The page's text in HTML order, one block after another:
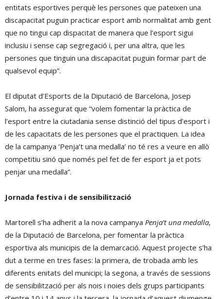
entitats esportives perquè les persones que pateixen una
discapacitat puguin practicar esport amb normalitat amb gent
que no tingui cap dispacitat de manera que l’esport sigui
inclusiu i sense cap segregació i, per una altra, que les
persones que tinguin una discapacitat puguin formar part de
qualsevol equip”.
El diputat d’Esports de la Diputació de Barcelona, Josep
Salom, ha assegurat que “volem fomentar la pràctica de
l’esport entre la ciutadania sense distinció del tipus d’esport i
de les capacitats de les persones que el practiquen. La idea
de la campanya ‘Penja’t una medalla’ no té res a veure en allò
competitiu sinó que només pel fet de fer esport ja et pots
penjar una medalla”.
Jornada festiva i de sensibilització
Martorell s’ha adherit a la nova campanya Penja’t una medalla,
de la Diputació de Barcelona, per fomentar la pràctica
esportiva als municipis de la demarcació. Aquest projecte s’ha
dut a terme en tres fases: la primera, de trobada amb les
diferents enitats del municipi; la segona, a través de sessions
de sensibilització per als nois i noies dels grups participants